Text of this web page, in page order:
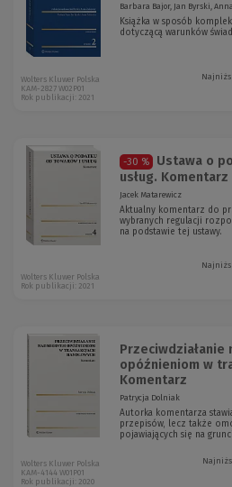
Barbara Bajor, Jan Byrski,
Książka w sposób
dotyczącą warunków
Wolters Kluwer Polska
KAM-2827 W02P01
Rok publikacji: 2021
-30 %
Ustawa o
usług. Komentarz
Jacek Matarewicz
Aktualny komentarz do
wybranych regulacji
na podstawie tej ustawy.
Wolters Kluwer Polska
Rok publikacji: 2021
Przeciwdziałanie
opóźnieniom w
Komentarz
Patrycja Dolniak
Autorka komentarza
przepisów, lecz także
pojawiających się na
Wolters Kluwer Polska
KAM-4144 W01P01
Rok publikacji: 2020